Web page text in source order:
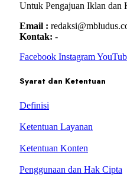
Untuk Pengajuan Iklan dan
Email :
Kontak: -
Facebook Instagram
Syarat dan Ketentuan
Definisi
Ketentuan Layanan
Ketentuan Konten
Penggunaan dan Hak Cipta